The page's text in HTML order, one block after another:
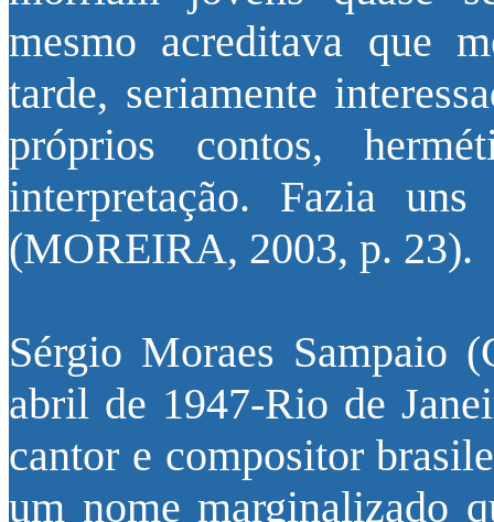
mesmo acreditava que
tarde, seriamente
próprios contos,
interpretação. Fazia
(MOREIRA, 2003, p. 23).
Sérgio Moraes Sampaio
abril de 1947-Rio de
cantor e compositor
um nome marginalizado